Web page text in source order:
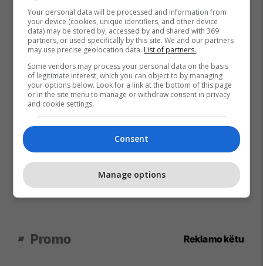
Promo Reklamo këtu
Your personal data will be processed and information from
your device (cookies, unique identifiers, and other device
data) may be stored by, accessed by and shared with 369
partners, or used specifically by this site. We and our partners
may use precise geolocation data. List of partners.
Some vendors may process your personal data on the basis
of legitimate interest, which you can object to by managing
your options below. Look for a link at the bottom of this page
or in the site menu to manage or withdraw consent in privacy
and cookie settings.
Consent
Manage options